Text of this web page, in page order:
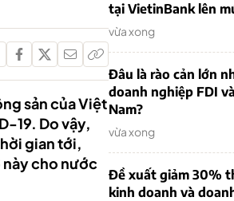
sản của Việt
19. Do vậy,
gian tới,
cho nước
tại VietinBank lên
vừa xong
Đâu là rào cản lớn
doanh nghiệp FDI
Nam?
vừa xong
Đề xuất giảm 30%
kinh doanh và